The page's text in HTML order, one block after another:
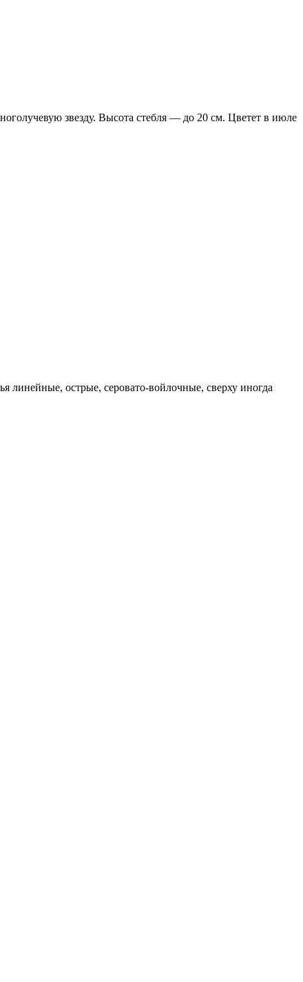
звезду. Высота стебля — до 20 см. Цветет в июле
линейные, острые, серовато-войлочные, сверху иногда